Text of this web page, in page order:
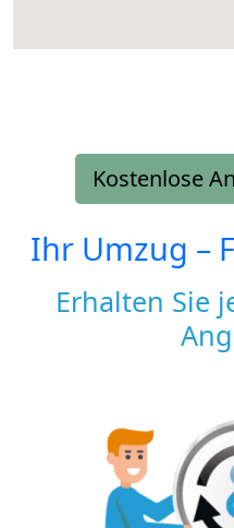
Kostenlose
Ihr Umzug –
Erhalten Sie